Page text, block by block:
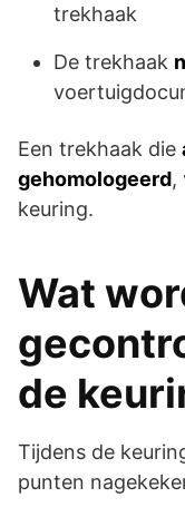
trekhaak
De trekhaak
Een trekhaak die
gehomologeerd,
keuring.
Wat
de
Tijdens de
punten